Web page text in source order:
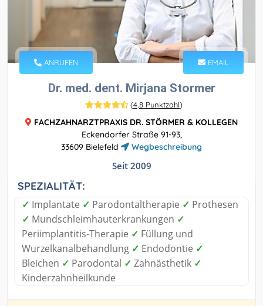
ANRUFEN EMAIL
Dr. med. dent. Mirjana Stormer
(4,8 Punktzahl)
FACHZAHNARZTPRAXIS DR. STÖRMER & KOLLEGEN
Eckendorfer Straße 91-93,
33609 Bielefeld
Wegbeschreibung
Seit 2009
SPEZIALITÄT:
✓ Implantate ✓ Parodontaltherapie ✓ Prothesen
✓ Mundschleimhauterkrankungen ✓
Periimplantitis-Therapie ✓ Füllung und
Wurzelkanalbehandlung ✓ Endodontie ✓
Bleichen ✓ Parodontal ✓ Zahnästhetik ✓
Kinderzahnheilkunde